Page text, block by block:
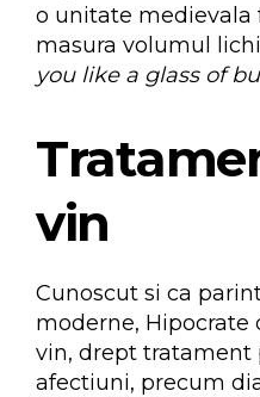
o unitate medievala
masura volumul
you like a glass of
vin
Cunoscut si ca
moderne, Hipocrate
vin, drept
afectiuni, precum